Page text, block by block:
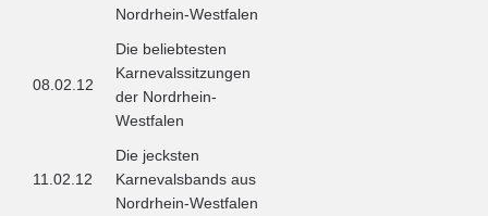
Nordrhein-Westfalen
08.02.12
Die beliebtesten
Karnevalssitzungen
der Nordrhein-
Westfalen
11.02.12
Die jecksten
Karnevalsbands aus
Nordrhein-Westfalen